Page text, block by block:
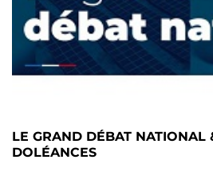
LE GRAND DÉBAT NATIONAL
DOLÉANCES